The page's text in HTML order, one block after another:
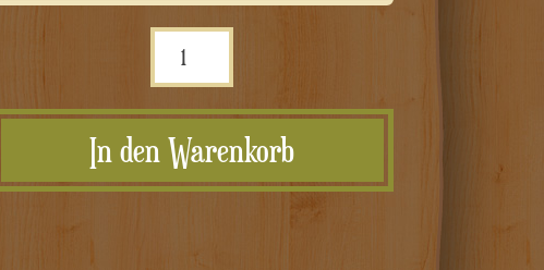
in
legno
quadrato
8x8cm
In den Warenkorb